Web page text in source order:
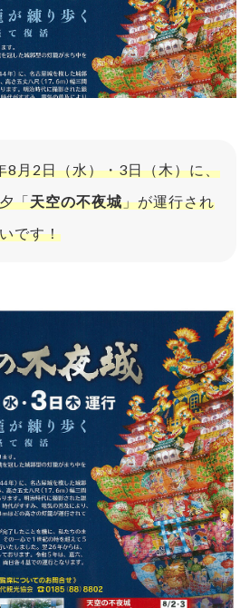
8月2日（水）・3日（木）に、
「天空の不夜城」が運行され
です！